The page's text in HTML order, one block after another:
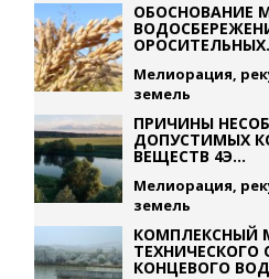
ОБОСНОВАНИЕ
Мелиорация,
земель
ПРИЧИНЫ
ДОПУСТИМЫХ
ВЕЩЕСТВ 4Э...
Мелиорация,
земель
КОМПЛЕКСНЫЙ
ТЕХНИЧЕСКОГО
КОНЦЕВОГО